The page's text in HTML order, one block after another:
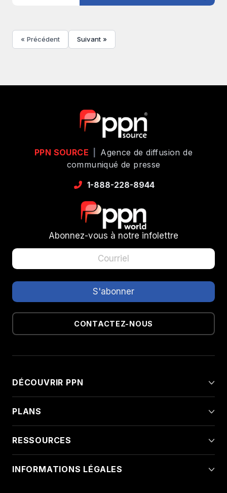
« Précédent Suivant »
PPN SOURCE
Agence de diffusion de
communiqué de presse
1-888-228-8944
Abonnez-vous à notre infolettre
CONTACTEZ-NOUS
DÉCOUVRIR PPN
PLANS
RESSOURCES
INFORMATIONS LÉGALES